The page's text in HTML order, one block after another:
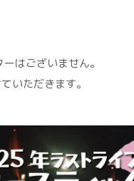
はございません。
いただきます。